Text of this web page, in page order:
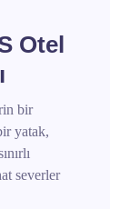
Otel
bir
yatak,
severler